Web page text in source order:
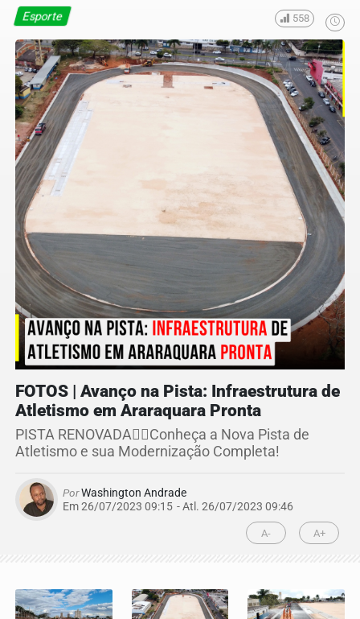
Esporte 558
FOTOS | Avanço na Pista: Infraestrutura de
Atletismo em Araraquara Pronta
PISTA RENOVADA🏃‍♂️Conheça a Nova Pista de
Atletismo e sua Modernização Completa!
PorWashington Andrade
Em 26/07/2023 09:15 - Atl. 26/07/2023 09:46
A- A+